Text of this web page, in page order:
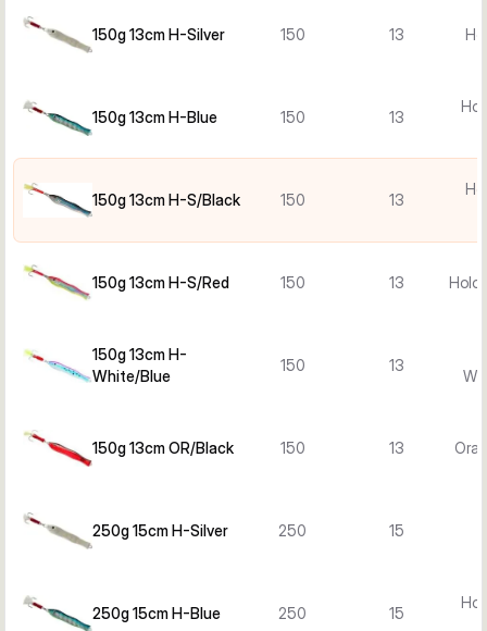
150g 13cm H-Silver 150 13
150g 13cm H-Blue 150 13
150g 13cm H-S/Black 150 13
150g 13cm H-S/Red 150 13 Holo
150g 13cm H-
White/Blue
150 13
150g 13cm OR/Black 150 13
250g 15cm H-Silver 250 15
250g 15cm H-Blue 250 15